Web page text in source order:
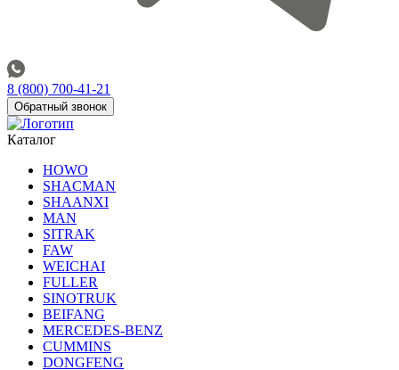
8 (800) 700-41-21
Обратный звонок
Каталог
HOWO
SHACMAN
SHAANXI
MAN
SITRAK
FAW
WEICHAI
FULLER
SINOTRUK
BEIFANG
MERCEDES-BENZ
CUMMINS
DONGFENG